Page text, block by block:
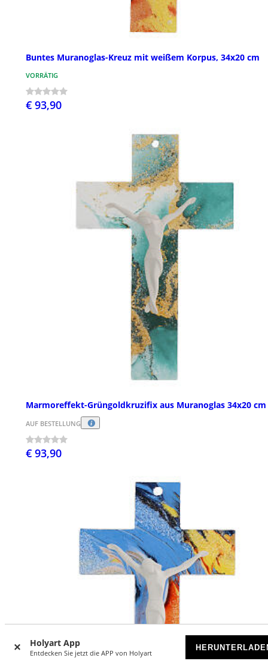
Holyart App
Entdecken Sie jetzt die APP von Holyart
Buntes Muranoglas-Kreuz mit weißem Korpus, 34x20 cm
VORRÄTIG
€ 93,90
Marmoreffekt-Grüngoldkruzifix aus Muranoglas 34x20 cm
AUF BESTELLUNG
€ 93,90